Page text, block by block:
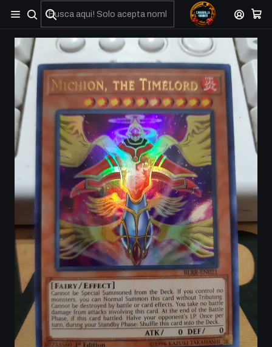
No olviden reportar sus depositos y transferencias por Whatsapp